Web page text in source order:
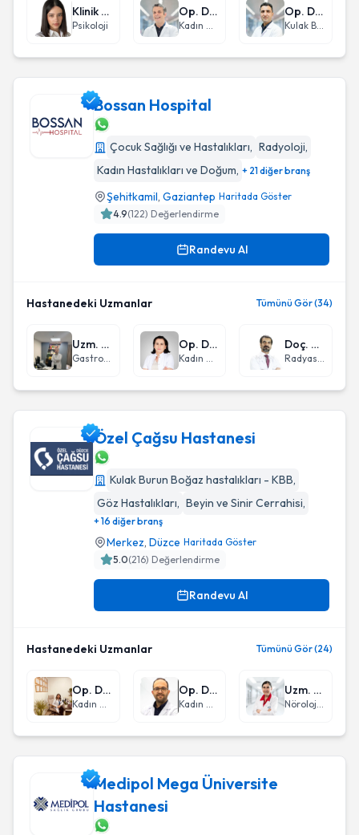
Klinik Psikolog Dilara Suvan
Psikoloji
Op. Dr. Hakan Sade
Kadın Hastalıkları ve Doğum
Op. Dr. Hasan İnco
Kulak Burun Boğaz hastalıkları - KBB
Bossan Hospital
Bossan Hospital
Çocuk Sağlığı ve Hastalıkları, Radyoloji,
Kadın Hastalıkları ve Doğum, + 21 diğer branş
Şehitkamil, Gaziantep Haritada Göster
4.9(122) Değerlendirme
Randevu Al
Hastanedeki Uzmanlar Tümünü Gör (34)
Uzm. Dr. Ahmet Akbay
Gastroenteroloji
Op. Dr. Esin Bilik
Kadın Hastalıkları ve Doğum
Doç. Dr. Ahmet Dirier
Radyasyon Onkolojisi
Özel Çağsu Hastanesi
Özel Çağsu Hastanesi
Kulak Burun Boğaz hastalıkları - KBB,
Göz Hastalıkları, Beyin ve Sinir Cerrahisi,
+ 16 diğer branş
Merkez, Düzce Haritada Göster
5.0(216) Değerlendirme
Randevu Al
Hastanedeki Uzmanlar Tümünü Gör (24)
Op. Dr. Rabia Başer Açıkgöz
Kadın Hastalıkları ve Doğum
Op. Dr. Melih Şaş
Kadın Hastalıkları ve Doğum
Uzm. Dr. Aysel Kilci
Nöroloji (Beyin ve Sinir Hastalıkları)
Medipol Mega Üniversite
Hastanesi